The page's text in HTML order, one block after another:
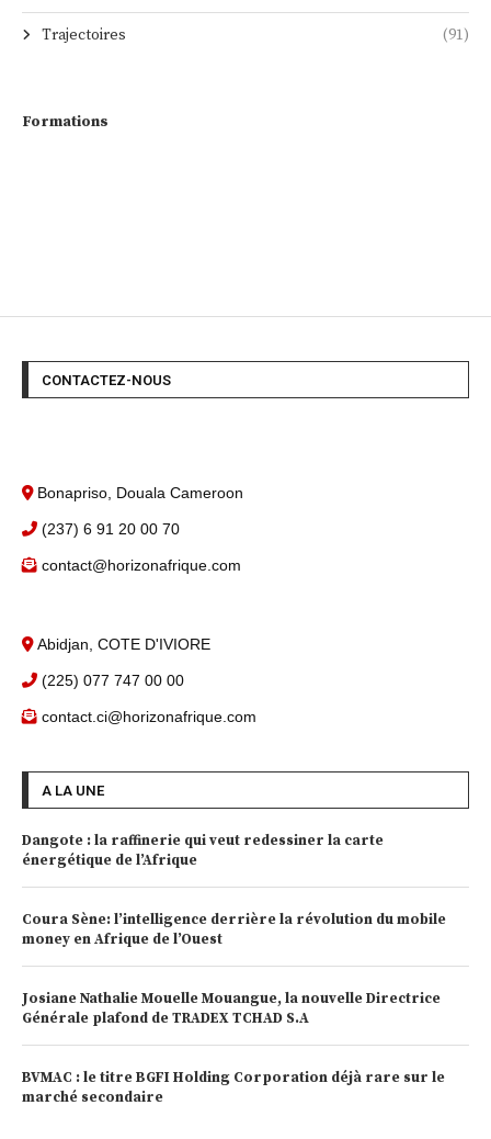
Trajectoires (91)
Formations
CONTACTEZ-NOUS
Bonapriso, Douala Cameroon
(237) 6 91 20 00 70
contact@horizonafrique.com
Abidjan, COTE D'IVIORE
(225) 077 747 00 00
contact.ci@horizonafrique.com
A LA UNE
Dangote : la raffinerie qui veut redessiner la carte
énergétique de l’Afrique
Coura Sène: l’intelligence derrière la révolution du mobile
money en Afrique de l’Ouest
Josiane Nathalie Mouelle Mouangue, la nouvelle Directrice
Générale plafond de TRADEX TCHAD S.A
BVMAC : le titre BGFI Holding Corporation déjà rare sur le
marché secondaire